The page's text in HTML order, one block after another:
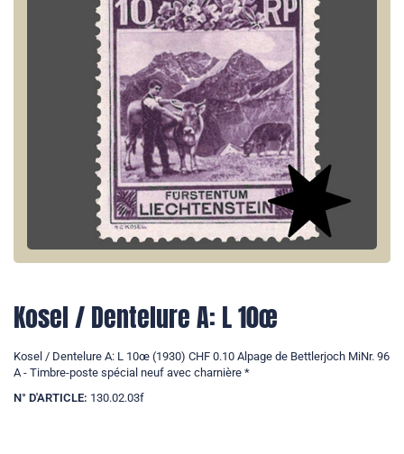
Kosel / Dentelure A: L 10œ
Kosel / Dentelure A: L 10œ (1930) CHF 0.10 Alpage de Bettlerjoch MiNr. 96
A - Timbre-poste spécial neuf avec charnière *
N° D'ARTICLE: 130.02.03f